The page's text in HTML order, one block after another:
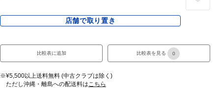
店舗で取り置き
比較表に追加 比較表を見る 0
※¥5,500以上送料無料 (中古クラブは除く)
ただし沖縄・離島への配送料はこちら